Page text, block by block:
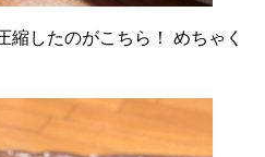
縮したのがこちら！ めちゃく